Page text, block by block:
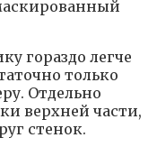
гораздо легче
только
Отдельно
верхней части,
стенок.